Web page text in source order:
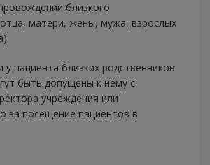
близкого
матери, жены, мужа, взрослых
у пациента близких родственников
быть допущены к нему с
учреждения или
за посещение пациентов в